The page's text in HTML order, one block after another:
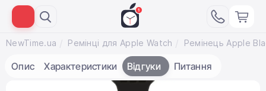
NewTime.ua Ремінці для Apple Watch
Опис Характеристики Відгуки Питання